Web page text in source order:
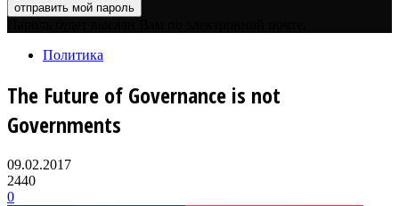
Политика
The Future of Governance is not
Governments
09.02.2017
2440
0